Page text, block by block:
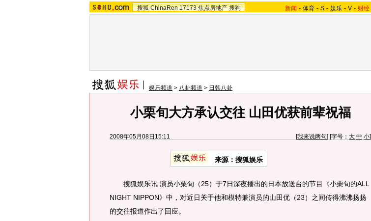
搜狐 ChinaRen 17173 焦点房地产 搜狗 新闻 - 体育 - S - 娱乐 - V - 财经
娱乐频道 > 八卦频道 > 日韩八卦
小栗旬大方承认交往 山田优获前辈祝福
2008年05月08日15:11 [我来说两句] [字号： 大 中 小]
来源：搜狐娱乐
搜狐娱乐讯 演员小栗旬（25）于7日深夜播出的日本放送台的节目《小栗旬的ALL
NIGHT NIPPON》中，对近日关于他和模特兼演员的山田优（23）之间传得沸沸扬扬
的交往报道作出了回应。